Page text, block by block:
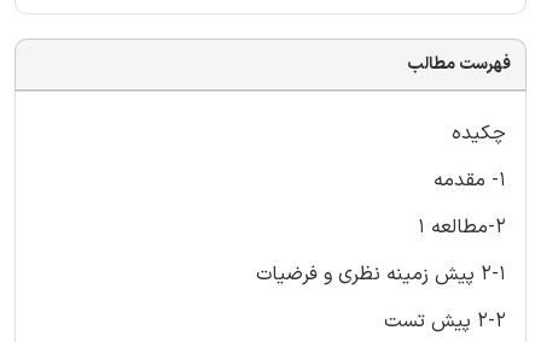
فهرست مطالب
چکیده
1- مقدمه
2-مطالعه 1
2-1 پیش زمینه نظری و فرضیات
2-2 پیش تست